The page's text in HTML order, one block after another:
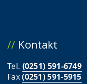
Kontakt
Tel. (0251) 591-6749
Fax(0251) 591-5915